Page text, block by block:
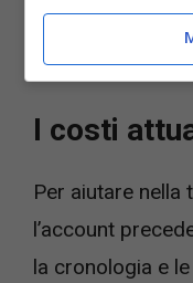
ogni 31 giorni le
un problema.
I costi
Per aiutare
l’account
la cronologia e